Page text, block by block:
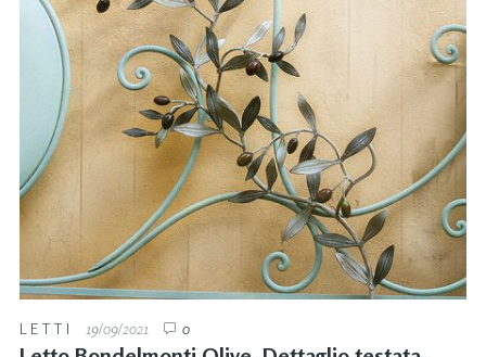
LETTI 19/09/2021 0